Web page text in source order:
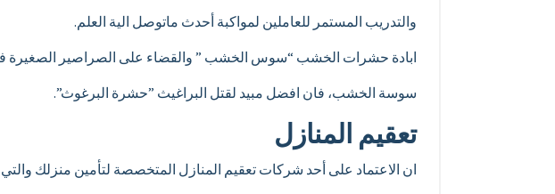
والتدريب المستمر للعاملين لمواكبة أحدث ماتوصل الية العلم.
ابادة حشرات الخشب “سوس الخشب ” والقضاء على الصراصير الصغيرة
سوسة الخشب، فان افضل مبيد لقتل البراغيث ”حشرة البرغوث”.
تعقيم المنازل
ان الاعتماد على أحد شركات تعقيم المنازل المتخصصة لتأمين منزلك